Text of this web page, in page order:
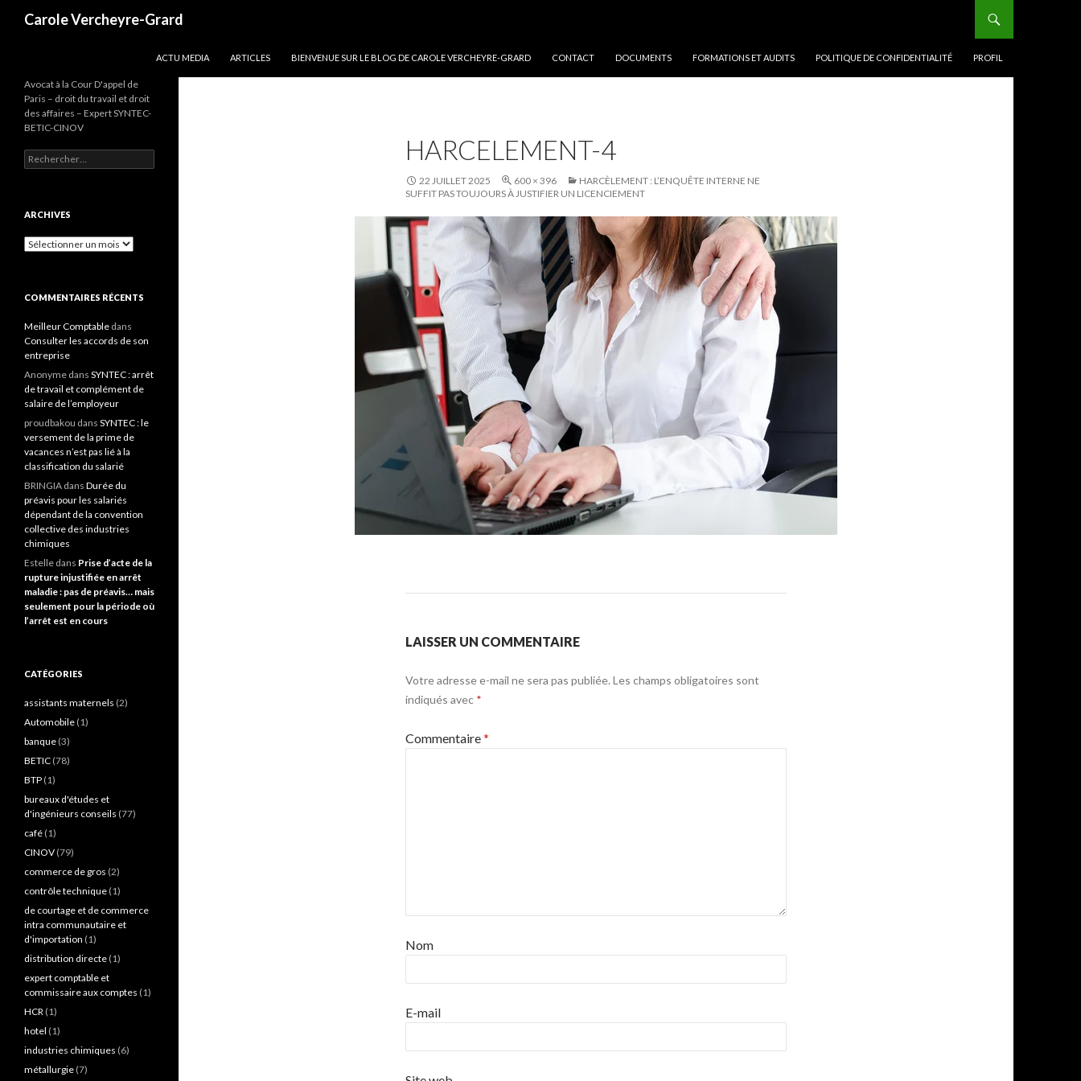
Carole Vercheyre-Grard
ACTU MEDIA
ARTICLES BIENVENUE SUR LE BLOG DE CAROLE VERCHEYRE-GRARD CONTACT DOCUMENTS FORMATIONS ET AUDITS POLITIQUE DE CONFIDENTIALITÉ PROFIL
HARCELEMENT-4
22 JUILLET 2025 600 × 396
HARCÈLEMENT : L’ENQUÊTE INTERNE NE
SUFFIT PAS TOUJOURS À JUSTIFIER UN LICENCIEMENT
LAISSER UN COMMENTAIRE
Votre adresse e-mail ne sera pas publiée. Les champs obligatoires sont
indiqués avec *
Commentaire*
Nom
E-mail
Avocat à la Cour D'appel de
Paris – droit du travail et droit
des affaires – Expert SYNTEC-
BETIC-CINOV
Rechercher :
ARCHIVES
Archives
COMMENTAIRES RÉCENTS
Meilleur Comptable dans
Consulter les accords de son
entreprise
Anonyme dans SYNTEC : arrêt
de travail et complément de
salaire de l’employeur
proudbakou dans SYNTEC : le
versement de la prime de
vacances n’est pas lié à la
classification du salarié
BRINGIA dans Durée du
préavis pour les salariés
dépendant de la convention
collective des industries
chimiques
Estelle dans Prise d’acte de la
rupture injustifiée en arrêt
maladie : pas de préavis… mais
seulement pour la période où
l’arrêt est en cours
CATÉGORIES
assistants maternels (2)
Automobile (1)
banque (3)
BETIC (78)
BTP (1)
bureaux d'études et
d'ingénieurs conseils (77)
café (1)
CINOV (79)
commerce de gros (2)
contrôle technique (1)
de courtage et de commerce
intra communautaire et
d'importation (1)
distribution directe (1)
expert comptable et
commissaire aux comptes (1)
HCR (1)
hotel (1)
industries chimiques (6)
métallurgie (7)